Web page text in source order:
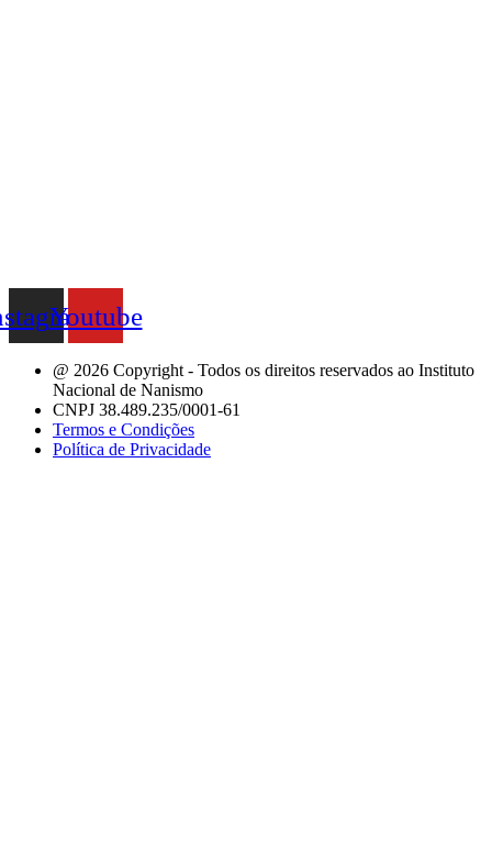
Youtube
@ 2026 Copyright - Todos os direitos reservados ao Instituto
Nacional de Nanismo
CNPJ 38.489.235/0001-61
Termos e Condições
Política de Privacidade